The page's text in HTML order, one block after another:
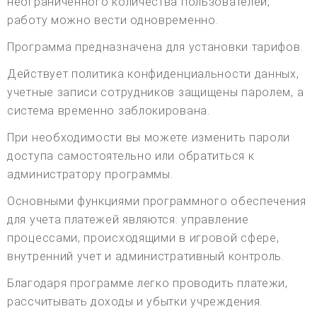
работу можно вести одновременно.
Программа предназначена для установки тарифов.
Действует политика конфиденциальности данных,
учетные записи сотрудников защищены паролем, а
система временно заблокирована.
При необходимости вы можете изменить пароли
доступа самостоятельно или обратиться к
администратору программы.
Основными функциями программного обеспечения
для учета платежей являются: управление
процессами, происходящими в игровой сфере,
внутренний учет и административный контроль.
Благодаря программе легко проводить платежи,
рассчитывать доходы и убытки учреждения.